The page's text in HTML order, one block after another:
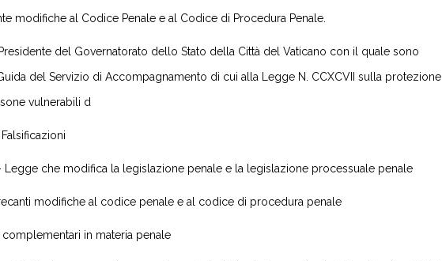
modifiche al Codice Penale e al Codice di Procedura Penale.
del Governatorato dello Stato della Città del Vaticano con il quale sono
del Servizio di Accompagnamento di cui alla Legge N. CCXCVII sulla protezione
vulnerabili d
Legge che modifica la legislazione penale e la legislazione processuale penale
modifiche al codice penale e al codice di procedura penale
complementari in materia penale